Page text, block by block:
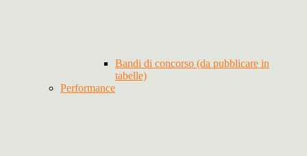
Bandi di concorso (da pubblicare in
tabelle)
Performance